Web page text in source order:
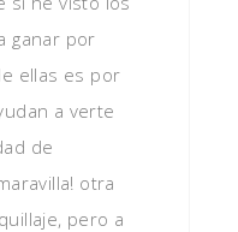
ganar por
ellas es por
a verte
de
otra
pero a